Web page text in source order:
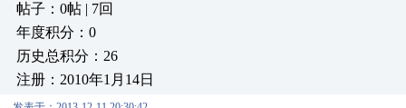
帖子：0帖 | 7回
年度积分：0
历史总积分：26
注册：2010年1月14日